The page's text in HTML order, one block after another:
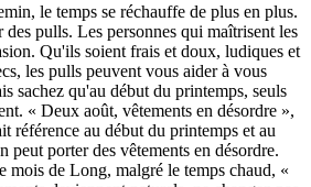
le temps se réchauffe de plus en plus.
pulls. Les personnes qui maîtrisent les
Qu'ils soient frais et doux, ludiques et
les pulls peuvent vous aider à vous
sachez qu'au début du printemps, seuls
« Deux août, vêtements en désordre »,
référence au début du printemps et au
peut porter des vêtements en désordre.
mois de Long, malgré le temps chaud, «